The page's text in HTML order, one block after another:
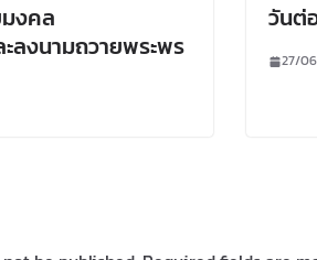
งคล
ลงนามถวายพระพร
วันต่
27/